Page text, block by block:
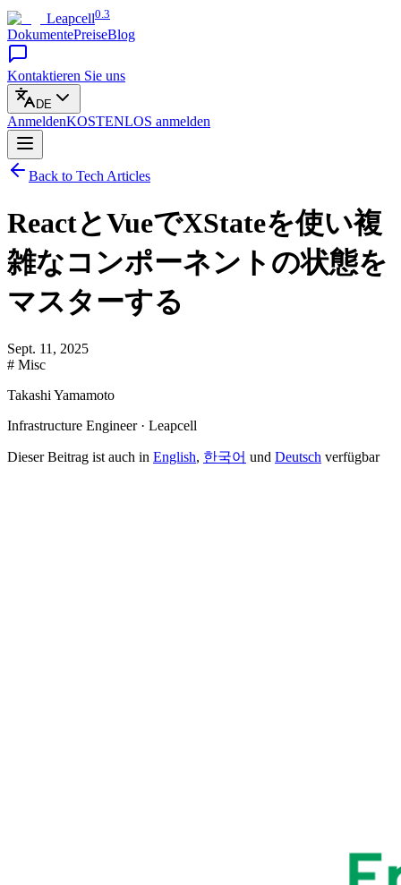
Leapcell0.3
DokumentePreiseBlog
Kontaktieren Sie uns
DE
AnmeldenKOSTENLOS anmelden
Back to Tech Articles
ReactとVueでXStateを使い複
雑なコンポーネントの状態を
マスターする
Sept. 11, 2025
# Misc
Takashi Yamamoto
Infrastructure Engineer · Leapcell
Dieser Beitrag ist auch in English, 한국어 und Deutsch verfügbar